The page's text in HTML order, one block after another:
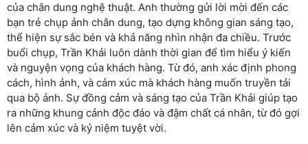
của chân dung nghệ thuật. Anh thường gửi lời mời đến các
bạn trẻ chụp ảnh chân dung, tạo dựng không gian sáng tạo,
thể hiện sự sắc bén và khả năng nhìn nhận đa chiều. Trước
buổi chụp, Trần Khải luôn dành thời gian để tìm hiểu ý kiến
và nguyện vọng của khách hàng. Từ đó, anh xác định phong
cách, hình ảnh, và cảm xúc mà khách hàng muốn truyền tải
qua bộ ảnh. Sự đồng cảm và sáng tạo của Trần Khải giúp tạo
ra những khung cảnh độc đáo và đậm chất cá nhân, từ đó gợi
lên cảm xúc và kỷ niệm tuyệt vời.